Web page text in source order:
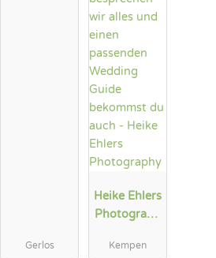
Gerlos
Heike Ehlers
Photograph
Kempen